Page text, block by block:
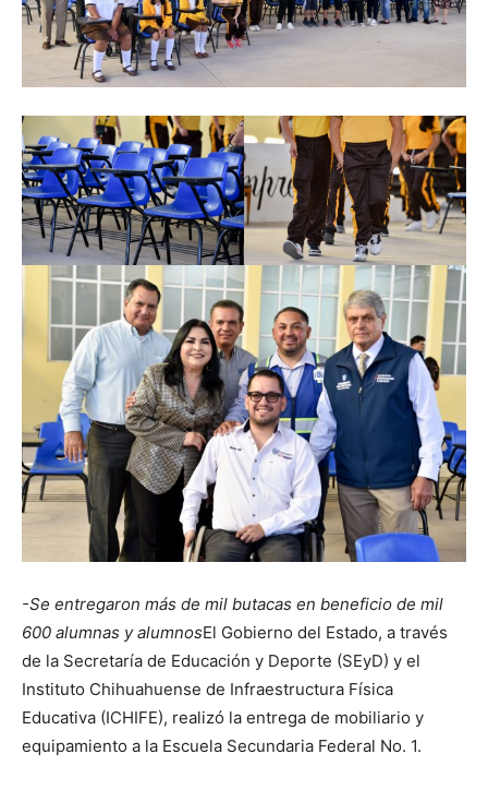
-Se entregaron más de mil butacas en beneficio de mil
600 alumnas y alumnosEl Gobierno del Estado, a través
de la Secretaría de Educación y Deporte (SEyD) y el
Instituto Chihuahuense de Infraestructura Física
Educativa (ICHIFE), realizó la entrega de mobiliario y
equipamiento a la Escuela Secundaria Federal No. 1.